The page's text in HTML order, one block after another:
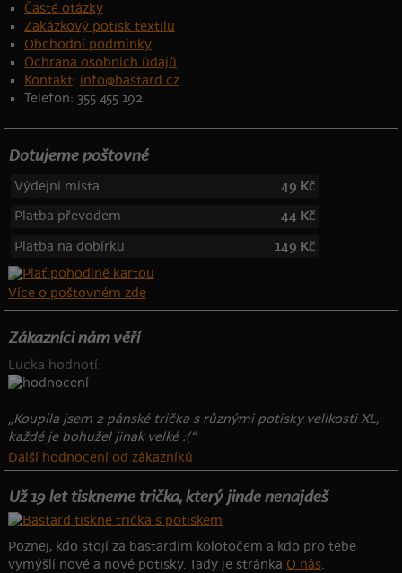
Časté otázky
Zakázkový potisk textilu
Obchodní podmínky
Ochrana osobních údajů
Kontakt: info@bastard.cz
Telefon: 355 455 192
Dotujeme poštovné
Výdejní místa
49 Kč
Platba převodem
44 Kč
Platba na dobírku
149 Kč
Více o poštovném zde
Zákazníci nám věří
Lucka hodnotí:
„Koupila jsem 2 pánské trička s různými potisky velikosti XL,
každé je bohužel jinak velké :(“
Další hodnocení od zákazníků
Už 19 let tiskneme trička, který jinde nenajdeš
Poznej, kdo stojí za bastardím kolotočem a kdo pro tebe
vymýšlí nové a nové potisky. Tady je stránka O nás.